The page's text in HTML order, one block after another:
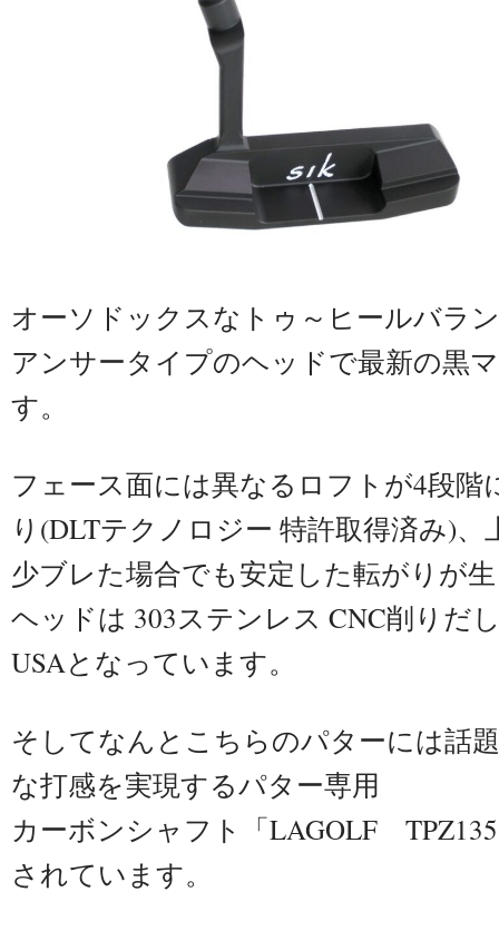
オーソドックスなトゥ～ヒールバラ
アンサータイプのヘッドで最新の黒
す。
フェース面には異なるロフトが4段階
り(DLTテクノロジー 特許取得済み)、
少ブレた場合でも安定した転がりが
ヘッドは 303ステンレス CNC削りだ
USAとなっています。
そしてなんとこちらのパターには話
な打感を実現するパター専用
カーボンシャフト「LAGOLF
されています。